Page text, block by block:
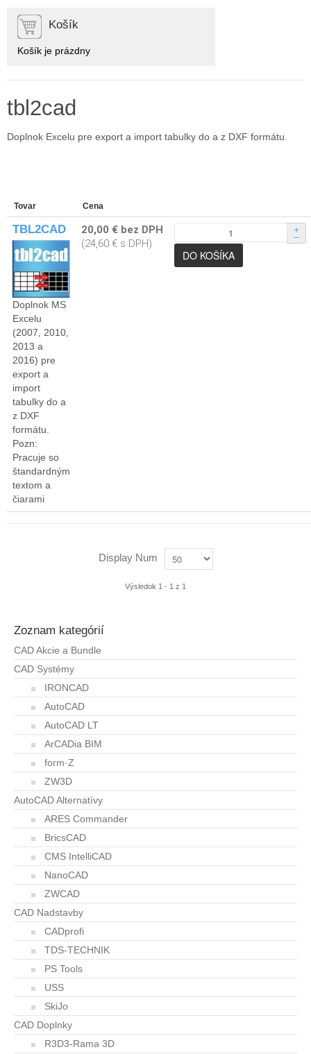
Košík
Košík je prázdny
tbl2cad
Doplnok Excelu pre export a import tabulky do a z DXF formátu.
Tovar Cena
TBL2CAD
Doplnok MS
Excelu
(2007, 2010,
2013 a
2016) pre
export a
import
tabulky do a
z DXF
formátu.
Pozn:
Pracuje so
štandardným
textom a
čiarami
20,00 € bez DPH
(24,60 € s DPH)
+
–
Display Num
Výsledok 1 - 1 z 1
Zoznam kategórií
CAD Akcie a Bundle
CAD Systémy
IRONCAD
AutoCAD
AutoCAD LT
ArCADia BIM
form·Z
ZW3D
AutoCAD Alternatívy
ARES Commander
BricsCAD
CMS IntelliCAD
NanoCAD
ZWCAD
CAD Nadstavby
CADprofi
TDS-TECHNIK
PS Tools
USS
SkiJo
CAD Doplnky
R3D3-Rama 3D